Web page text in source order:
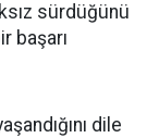
sürdüğünü
başarı
dile